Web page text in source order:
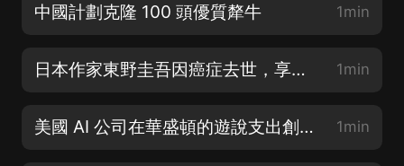
中國計劃克隆 100 頭優質犛牛 1min
日本作家東野圭吾因癌症去世，享年 68 歲 1min
美國 AI 公司在華盛頓的遊說支出創下記錄 1min